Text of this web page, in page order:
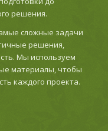
решения.
сложные задачи
решения,
Мы используем
материалы, чтобы
каждого проекта.